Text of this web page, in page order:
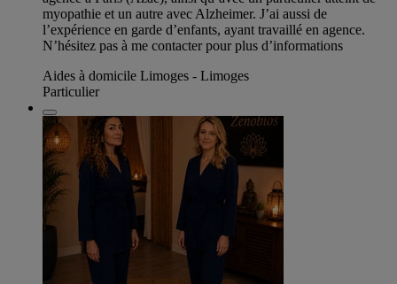
myopathie et un autre avec Alzheimer. J’ai aussi de
l’expérience en garde d’enfants, ayant travaillé en agence.
N’hésitez pas à me contacter pour plus d’informations
Aides à domicile Limoges - Limoges
Particulier